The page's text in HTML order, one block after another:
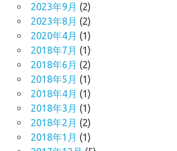
2023年9月 (2)
2023年8月 (2)
2020年4月 (1)
2018年7月 (1)
2018年6月 (2)
2018年5月 (1)
2018年4月 (1)
2018年3月 (1)
2018年2月 (2)
2018年1月 (1)